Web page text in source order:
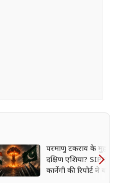
परमाणु टकराव के मुहाने पर
दक्षिण एशिया? SIPRI और
कार्नेगी की रिपोर्ट ने बढ़ाई चिंता